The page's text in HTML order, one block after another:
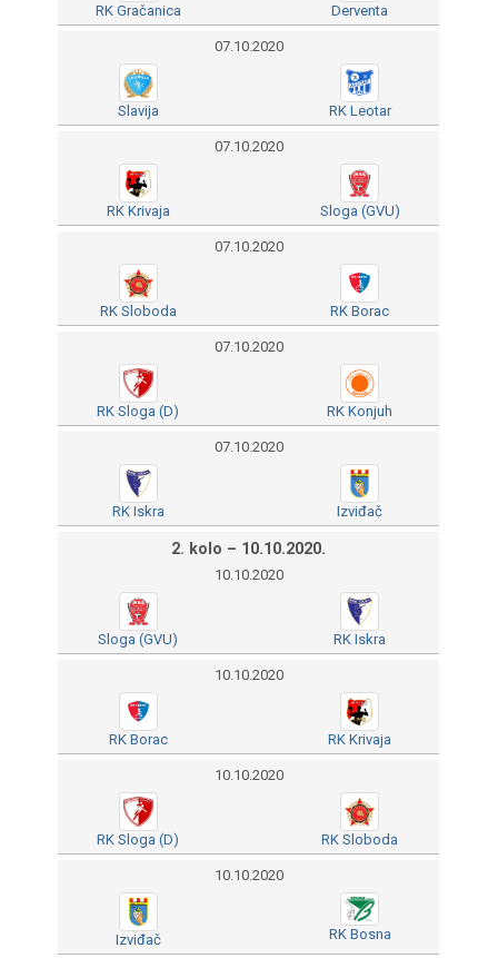
RK Gračanica Derventa
07.10.2020
Slavija RK Leotar
07.10.2020
RK Krivaja Sloga (GVU)
07.10.2020
RK Sloboda RK Borac
07.10.2020
RK Sloga (D) RK Konjuh
07.10.2020
RK Iskra Izviđač
2. kolo – 10.10.2020.
10.10.2020
Sloga (GVU) RK Iskra
10.10.2020
RK Borac RK Krivaja
10.10.2020
RK Sloga (D) RK Sloboda
10.10.2020
Izviđač RK Bosna